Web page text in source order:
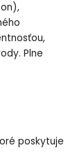
Plne
poskytuje